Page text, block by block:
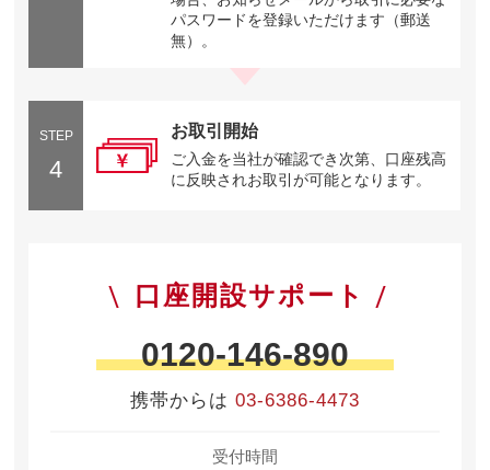
パスワードを登録いただけます（郵送
無）。
STEP
4
お取引開始
ご入金を当社が確認でき次第、口座残高
に反映されお取引が可能となります。
口座開設サポート
0120-146-890
携帯からは 03-6386-4473
受付時間